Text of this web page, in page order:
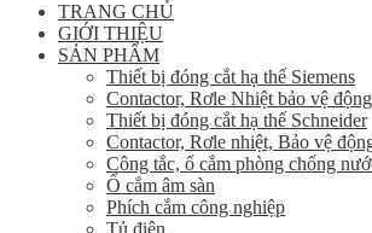
TRANG CHỦ
GIỚI THIỆU
SẢN PHẨM
Thiết bị đóng cắt hạ thế Siemens
Contactor, Rơle Nhiệt bảo vệ
Thiết bị đóng cắt hạ thế Schneider
Contactor, Rơle nhiệt, Bảo vệ
Công tắc, ổ cắm phòng chống
Ổ cắm âm sàn
Phích cắm công nghiệp
Tủ điện